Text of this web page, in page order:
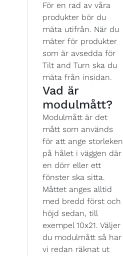
För en rad av våra
produkter bör du
mäta utifrån. När du
mäter för produkter
som är avsedda för
Tilt and Turn ska du
mäta från insidan.
Vad är
modulmått?
Modulmått är det
mått som används
för att ange storleken
på hålet i väggen där
en dörr eller ett
fönster ska sitta.
Måttet anges alltid
med bredd först och
höjd sedan, till
exempel 10x21. Väljer
du modulmått så har
vi redan räknat ut